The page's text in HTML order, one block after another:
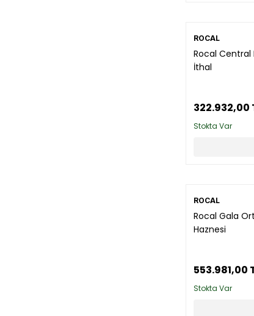
ROCAL
Rocal Central
İthal
322.932,00
Stokta Var
ROCAL
Rocal Gala
Haznesi
553.981,00
Stokta Var